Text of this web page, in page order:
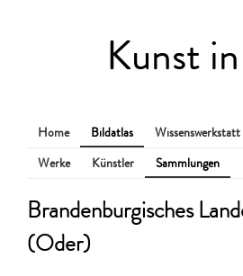
Kunst
Home Bildatlas Wissenswerkstatt
Werke
Künstler Sammlungen
Brandenburgisches
(Oder)